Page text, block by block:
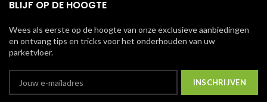
BLIJF OP DE HOOGTE
Wees als eerste op de hoogte van onze exclusieve aanbiedingen
en ontvang tips en tricks voor het onderhouden van uw
parketvloer.